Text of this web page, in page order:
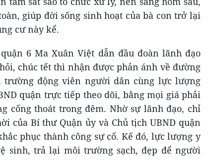
giúp đời sống sinh hoạt của bà con trở lại
cư này kể.
6 Ma Xuân Việt dẫn đầu đoàn lãnh đạo
chúc tết thì nhận được phản ánh về đường
trường động viên người dân cùng lực lượng
quận trực tiếp theo dõi, bằng mọi giá phải
cống thoát trong đêm. Nhờ sự lãnh đạo, chỉ
của Bí thư Quận ủy và Chủ tịch UBND quận
phục thành công sự cố. Kế đó, lực lượng y
sinh, trả lại môi trường sạch, đẹp để người